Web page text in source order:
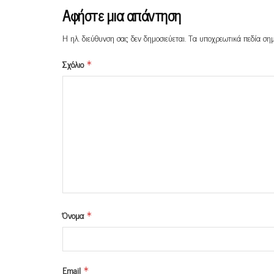
Αφήστε μια απάντηση
Η ηλ. διεύθυνση σας δεν δημοσιεύεται.Τα υποχρεωτικά πεδία
Σχόλιο *
Όνομα *
Email *